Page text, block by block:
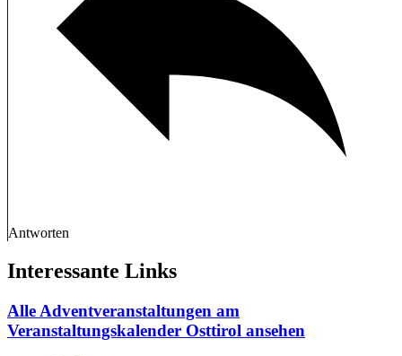
Antworten
Interessante Links
Alle Adventveranstaltungen am
Veranstaltungskalender Osttirol ansehen